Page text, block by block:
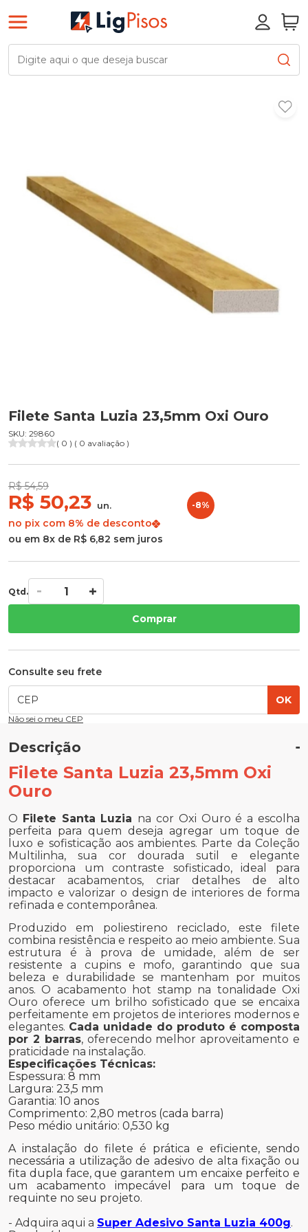
Filete Santa Luzia 23,5mm Oxi Ouro
SKU: 29860
( 0 ) ( 0 avaliação )
R$ 54,59
R$ 50,23 un.
no pix com 8% de desconto
-8%
ou em 8x de R$ 6,82 sem juros
Qtd.
Comprar
Consulte seu frete
OK
Não sei o meu CEP
Descrição
Filete Santa Luzia 23,5mm Oxi
Ouro
O Filete Santa Luzia na cor Oxi Ouro é a escolha
perfeita para quem deseja agregar um toque de
luxo e sofisticação aos ambientes. Parte da Coleção
Multilinha, sua cor dourada sutil e elegante
proporciona um contraste sofisticado, ideal para
destacar acabamentos, criar detalhes de alto
impacto e valorizar o design de interiores de forma
refinada e contemporânea.
Produzido em poliestireno reciclado, este filete
combina resistência e respeito ao meio ambiente. Sua
estrutura é à prova de umidade, além de ser
resistente a cupins e mofo, garantindo que sua
beleza e durabilidade se mantenham por muitos
anos. O acabamento hot stamp na tonalidade Oxi
Ouro oferece um brilho sofisticado que se encaixa
perfeitamente em projetos de interiores modernos e
elegantes. Cada unidade do produto é composta
por 2 barras, oferecendo melhor aproveitamento e
praticidade na instalação.
Especificações Técnicas:
Espessura: 8 mm
Largura: 23,5 mm
Garantia: 10 anos
Comprimento: 2,80 metros (cada barra)
Peso médio unitário: 0,530 kg
A instalação do filete é prática e eficiente, sendo
necessária a utilização de adesivo de alta fixação ou
fita dupla face, que garantem um encaixe perfeito e
um acabamento impecável para um toque de
requinte no seu projeto.
- Adquira aqui a Super Adesivo Santa Luzia 400g.